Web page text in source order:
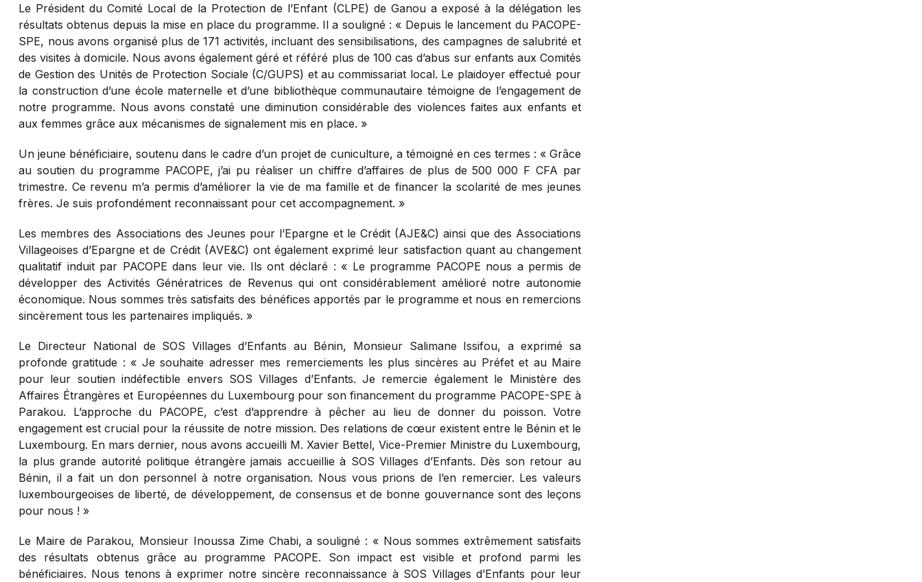
Le Président du Comité Local de la Protection de l’Enfant (CLPE) de Ganou a exposé à la délégation les
résultats obtenus depuis la mise en place du programme. Il a souligné : « Depuis le lancement du PACOPE-
SPE, nous avons organisé plus de 171 activités, incluant des sensibilisations, des campagnes de salubrité et
des visites à domicile. Nous avons également géré et référé plus de 100 cas d’abus sur enfants aux Comités
de Gestion des Unités de Protection Sociale (C/GUPS) et au commissariat local. Le plaidoyer effectué pour
la construction d’une école maternelle et d’une bibliothèque communautaire témoigne de l’engagement de
notre programme. Nous avons constaté une diminution considérable des violences faites aux enfants et
aux femmes grâce aux mécanismes de signalement mis en place. »
Un jeune bénéficiaire, soutenu dans le cadre d’un projet de cuniculture, a témoigné en ces termes : « Grâce
au soutien du programme PACOPE, j’ai pu réaliser un chiffre d’affaires de plus de 500 000 F CFA par
trimestre. Ce revenu m’a permis d’améliorer la vie de ma famille et de financer la scolarité de mes jeunes
frères. Je suis profondément reconnaissant pour cet accompagnement. »
Les membres des Associations des Jeunes pour l’Epargne et le Crédit (AJE&C) ainsi que des Associations
Villageoises d’Epargne et de Crédit (AVE&C) ont également exprimé leur satisfaction quant au changement
qualitatif induit par PACOPE dans leur vie. Ils ont déclaré : « Le programme PACOPE nous a permis de
développer des Activités Génératrices de Revenus qui ont considérablement amélioré notre autonomie
économique. Nous sommes très satisfaits des bénéfices apportés par le programme et nous en remercions
sincèrement tous les partenaires impliqués. »
Le Directeur National de SOS Villages d’Enfants au Bénin, Monsieur Salimane Issifou, a exprimé sa
profonde gratitude : « Je souhaite adresser mes remerciements les plus sincères au Préfet et au Maire
pour leur soutien indéfectible envers SOS Villages d’Enfants. Je remercie également le Ministère des
Affaires Étrangères et Européennes du Luxembourg pour son financement du programme PACOPE-SPE à
Parakou. L’approche du PACOPE, c’est d’apprendre à pêcher au lieu de donner du poisson. Votre
engagement est crucial pour la réussite de notre mission. Des relations de cœur existent entre le Bénin et le
Luxembourg. En mars dernier, nous avons accueilli M. Xavier Bettel, Vice-Premier Ministre du Luxembourg,
la plus grande autorité politique étrangère jamais accueillie à SOS Villages d’Enfants. Dès son retour au
Bénin, il a fait un don personnel à notre organisation. Nous vous prions de l’en remercier. Les valeurs
luxembourgeoises de liberté, de développement, de consensus et de bonne gouvernance sont des leçons
pour nous ! »
Le Maire de Parakou, Monsieur Inoussa Zime Chabi, a souligné : « Nous sommes extrêmement satisfaits
des résultats obtenus grâce au programme PACOPE. Son impact est visible et profond parmi les
bénéficiaires. Nous tenons à exprimer notre sincère reconnaissance à SOS Villages d’Enfants pour leur